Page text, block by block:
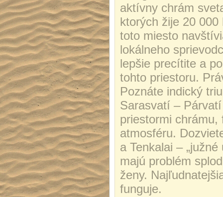
aktívny chrám
ktorých žije 20
toto miesto
lokálneho
lepšie precítite a
tohto priestoru.
Poznáte indický
Sarasvatí –
priestormi
atmosféru.
a Tenkalai –
majú problém
ženy.
funguje.